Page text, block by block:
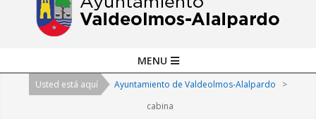
Navigation
MENU
Usted está aquí Ayuntamiento de Valdeolmos-Alalpardo
>
cabina